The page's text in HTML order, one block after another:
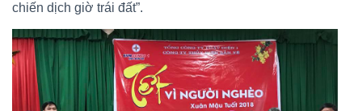
chiến dịch giờ trái đất”.